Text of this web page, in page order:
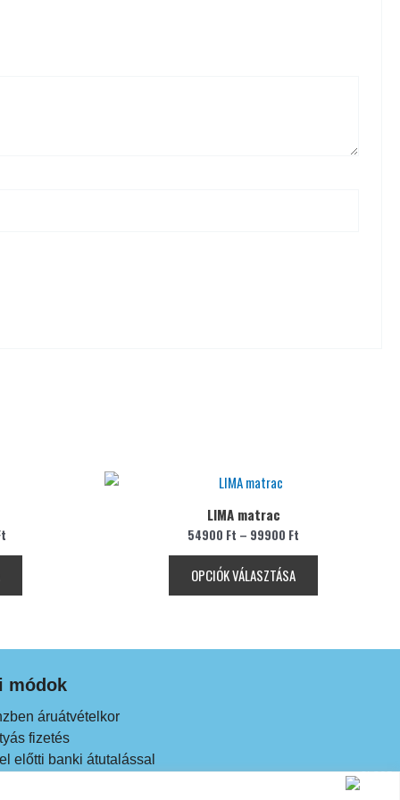
a
termékoldalon
választhatók
ki
LIMA matrac
54900 Ft – 99900 Ft
OPCIÓK VÁLASZTÁSA
a
módok
áruátvételkor
fizetés
előtti banki átutalással